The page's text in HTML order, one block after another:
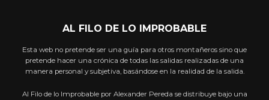
AL FILO DE LO IMPROBABLE
Esta web no pretende ser una guía para otros montañeros sino que
pretende hacer una crónica de todas las salidas realizadas de una
manera personal y subjetiva, basándose en la realidad de la salida.
Al Filo de lo Improbable por Alexander Pereda se distribuye bajo una